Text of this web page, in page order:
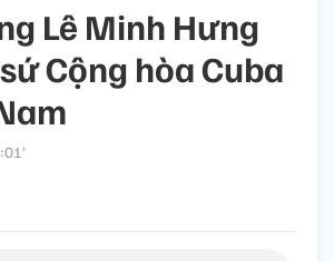
Lê Minh Hưng
Cộng hòa Cuba